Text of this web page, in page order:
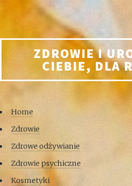
ZDROWIE I
CIEBIE, DLA
Home
Zdrowie
Zdrowe odżywianie
Zdrowie psychiczne
Kosmetyki